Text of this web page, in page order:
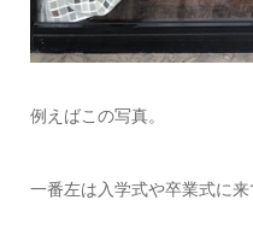
例えばこの写真。
一番左は入学式や卒業式に来